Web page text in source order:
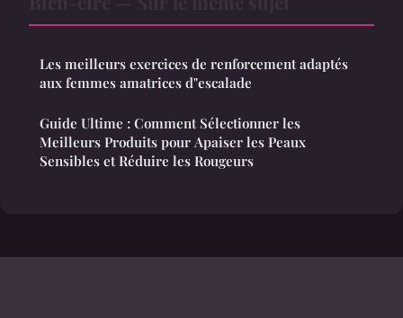
Les meilleurs exercices de renforcement adaptés
aux femmes amatrices d"escalade
Guide Ultime : Comment Sélectionner les
Meilleurs Produits pour Apaiser les Peaux
Sensibles et Réduire les Rougeurs